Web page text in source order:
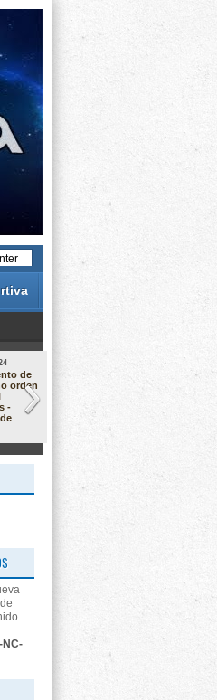
de
orden
-
19 May 2024
Análisis de
Liga
23/24:
NC-